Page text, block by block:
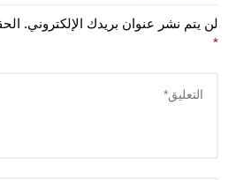
لن يتم نشر عنوان بريدك الإلكتروني.
*